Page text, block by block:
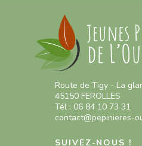
Route de Tigy - La
45150 FEROLLES
Tél : 06 84 10 73 31
contact@pepinieres-
SUIVEZ-NOUS !